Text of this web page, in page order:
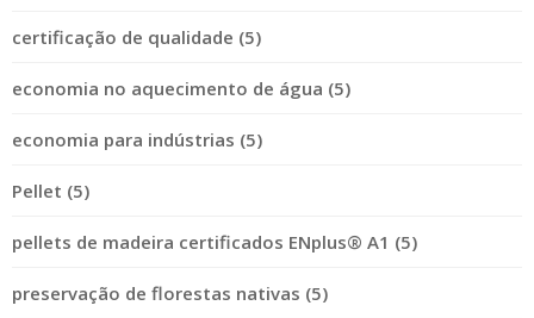
certificação de qualidade (5)
economia no aquecimento de água (5)
economia para indústrias (5)
Pellet (5)
pellets de madeira certificados ENplus® A1 (5)
preservação de florestas nativas (5)